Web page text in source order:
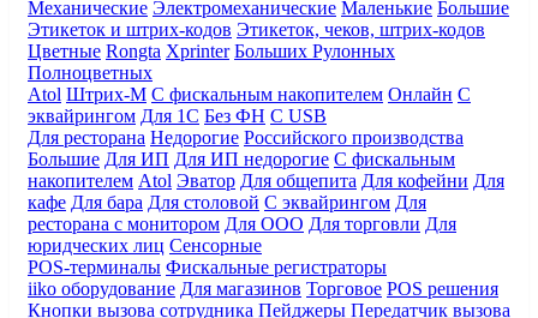
Механические Электромеханические Маленькие Большие
Этикеток и штрих-кодов Этикеток, чеков, штрих-кодов
Цветные Rongta Xprinter Больших Рулонных
Полноцветных
Atol Штрих-М С фискальным накопителем Онлайн С
эквайрингом Для 1С Без ФН С USB
Для ресторана Недорогие Российского производства
Большие Для ИП Для ИП недорогие С фискальным
накопителем Atol Эватор Для общепита Для кофейни Для
кафе Для бара Для столовой С эквайрингом Для
ресторана с монитором Для ООО Для торговли Для
юридческих лиц Сенсорные
POS-терминалы Фискальные регистраторы
iiko оборудование Для магазинов Торговое POS решения
Кнопки вызова сотрудника Пейджеры Передатчик вызова